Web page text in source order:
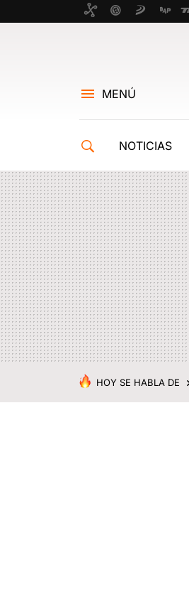
MENÚ
NOTICIAS
HOY SE HABLA DE